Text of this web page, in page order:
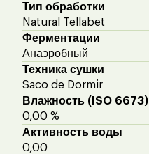
Тип обработки
Natural Tellabet
Ферментации
Анаэробный
Техника сушки
Saco de Dormir
Влажность (ISO 6673)
0,00 %
Активность воды
0,00